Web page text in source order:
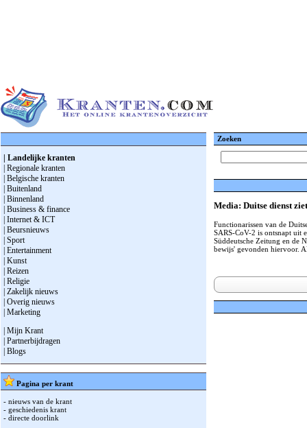
| Landelijke kranten
| Regionale kranten
| Belgische kranten
| Buitenland
| Binnenland
| Business & finance
| Internet & ICT
| Beursnieuws
| Sport
| Entertainment
| Kunst
| Reizen
| Religie
| Zakelijk nieuws
| Overig nieuws
| Marketing
| Mijn Krant
| Partnerbijdragen
| Blogs
Pagina per krant
- nieuws van de krant
- geschiedenis krant
- directe doorlink
Zoeken
Media: Duitse dienst
Functionarissen van de
SARS-CoV-2 is ontsnapt uit
Süddeutsche Zeitung en de
bewijs' gevonden hiervoor.